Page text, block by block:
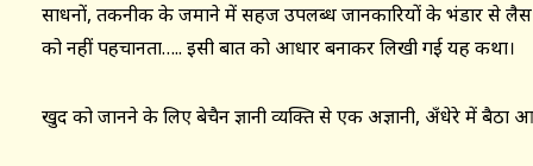
साधनों, तकनीक के जमाने में सहज उपलब्ध जानकारियों के भंडार से
को नहीं पहचानता….. इसी बात को आधार बनाकर लिखी गई यह कथा।
खुद को जानने के लिए बेचैन ज्ञानी व्यक्ति से एक अज्ञानी, अँधेरे में बैठा